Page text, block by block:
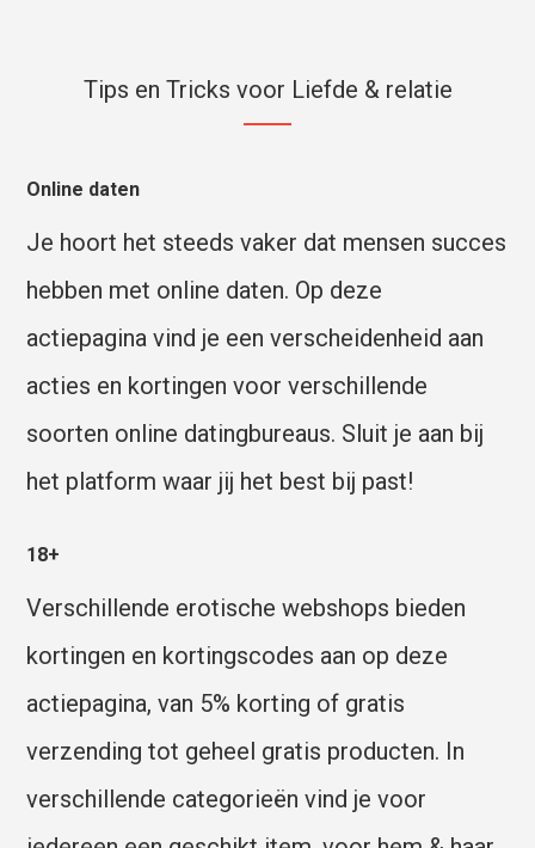
Tips en Tricks voor Liefde & relatie
Online daten
Je hoort het steeds vaker dat mensen succes
hebben met online daten. Op deze
actiepagina vind je een verscheidenheid aan
acties en kortingen voor verschillende
soorten online datingbureaus. Sluit je aan bij
het platform waar jij het best bij past!
18+
Verschillende erotische webshops bieden
kortingen en kortingscodes aan op deze
actiepagina, van 5% korting of gratis
verzending tot geheel gratis producten. In
verschillende categorieën vind je voor